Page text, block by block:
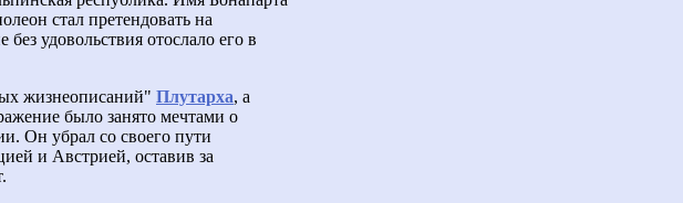
стал претендовать на
удовольствия отослало его в
жизнеописаний" Плутарха, а
было занято мечтами о
Он убрал со своего пути
и Австрией, оставив за